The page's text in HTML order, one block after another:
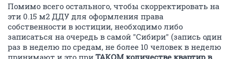
Помимо всего остального, чтобы скорректировать на
эти 0.15 м2 ДДУ для оформления права
собственности в юстиции, необходимо либо
записаться на очередь в самой "Сибири" (запись один
раз в неделю по средам, не более 10 человек в неделю
принимают и это при ТАКОМ количестве квартир в